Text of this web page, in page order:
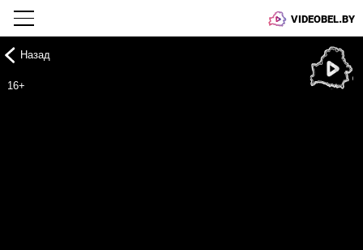
VIDEOBEL.BY
Назад
16+